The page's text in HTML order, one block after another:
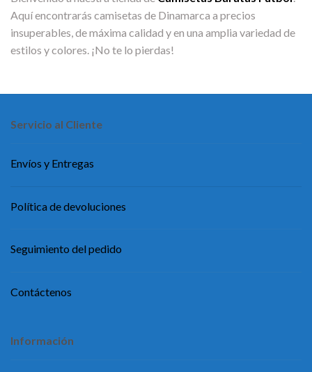
Aquí encontrarás camisetas de Dinamarca a precios
insuperables, de máxima calidad y en una amplia variedad de
estilos y colores. ¡No te lo pierdas!
Servicio al Cliente
Envíos y Entregas
Política de devoluciones
Seguimiento del pedido
Contáctenos
Información